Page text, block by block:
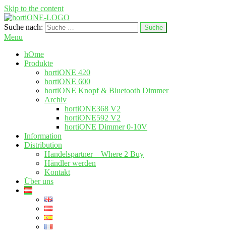
Skip to the content
hortione.com
LED Pflanzenlampen
Suche nach:
Menu
hOme
Produkte
hortiONE 420
hortiONE 600
hortiONE Knopf & Bluetooth Dimmer
Archiv
hortiONE368 V2
hortiONE592 V2
hortiONE Dimmer 0-10V
Information
Distribution
Handelspartner – Where 2 Buy
Händler werden
Kontakt
Über uns